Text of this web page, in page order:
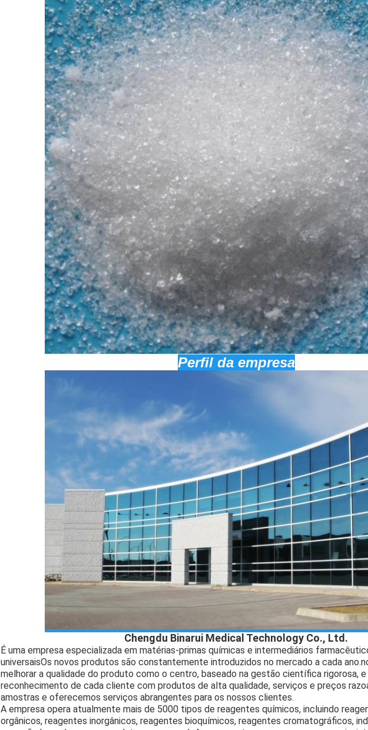
Perfil da empresa
Chengdu Binarui Medical Technology Co., Ltd.
É uma empresa especializada em matérias-primas químicas e intermediários
universaisOs novos produtos são constantemente introduzidos no mercado a cada
melhorar a qualidade do produto como o centro, baseado na gestão científica rigorosa,
reconhecimento de cada cliente com produtos de alta qualidade, serviços e preços
amostras e oferecemos serviços abrangentes para os nossos clientes.
A empresa opera atualmente mais de 5000 tipos de reagentes químicos, incluindo
orgânicos, reagentes inorgânicos, reagentes bioquímicos, reagentes cromatográficos,